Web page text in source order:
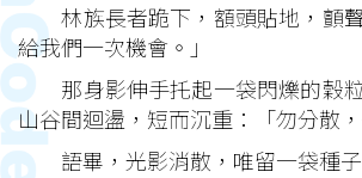
林族長者跪下，額頭貼地，顫聲
給我們一次機會。」
那身影伸手托起一袋閃爍的穀粒
山谷間迴盪，短而沉重：「勿分散，
語畢，光影消散，唯留一袋種子